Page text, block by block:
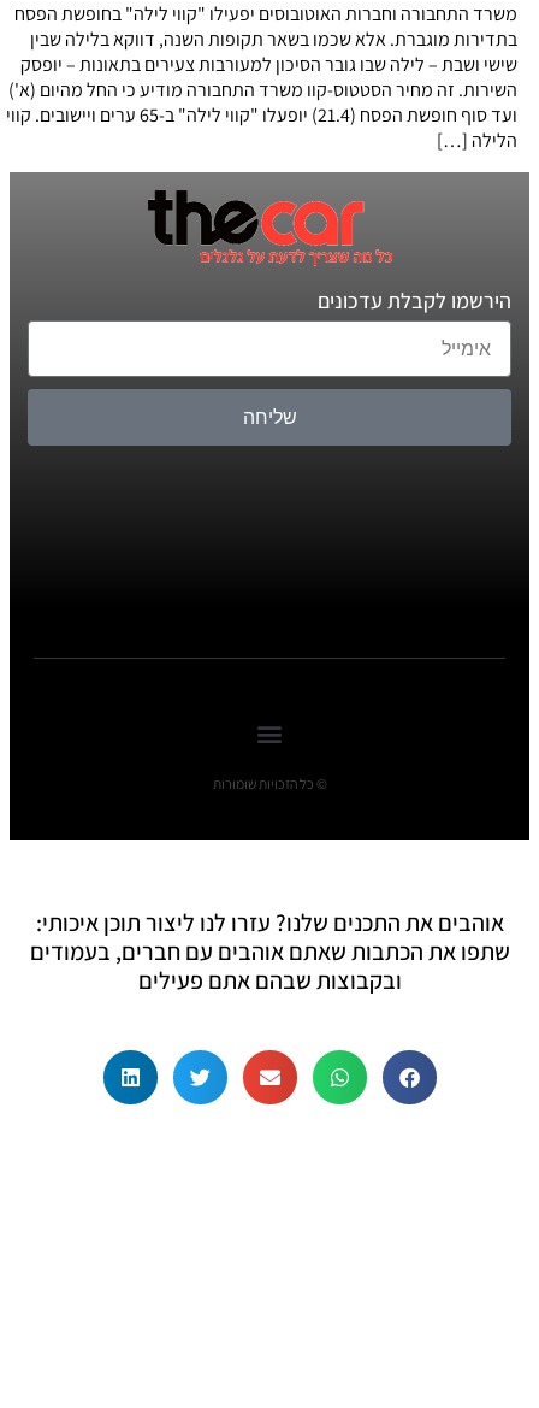
משרד התחבורה וחברות האוטובוסים יפעילו "קווי לילה" בחופשת הפסח
בתדירות מוגברת. אלא שכמו בשאר תקופות השנה, דווקא בלילה שבין
שישי ושבת – לילה שבו גובר הסיכון למעורבות צעירים בתאונות – יופסק
השירות. זה מחיר הסטטוס-קוו משרד התחבורה מודיע כי החל מהיום (א')
ועד סוף חופשת הפסח (21.4) יופעלו "קווי לילה" ב-65 ערים ויישובים. קווי
הלילה […]
הירשמו לקבלת עדכונים
שליחה
© כל הזכויות שומורות
אוהבים את התכנים שלנו? עזרו לנו ליצור תוכן איכותי:
שתפו את הכתבות שאתם אוהבים עם חברים, בעמודים
ובקבוצות שבהם אתם פעילים